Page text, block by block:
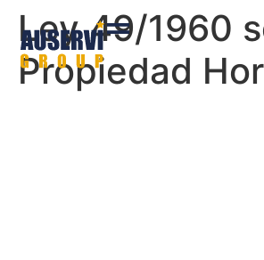
Ley 49/1960
Propiedad